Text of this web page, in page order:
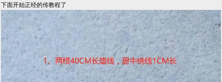
下面开始正经的传教程了